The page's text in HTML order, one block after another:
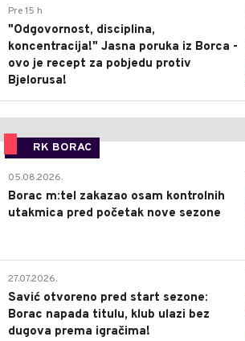
Pre 15 h
"Odgovornost, disciplina,
koncentracija!" Jasna poruka iz Borca -
ovo je recept za pobjedu protiv
Bjelorusa!
RK BORAC
05.08.2026.
Borac m:tel zakazao osam kontrolnih
utakmica pred početak nove sezone
27.07.2026.
Savić otvoreno pred start sezone:
Borac napada titulu, klub ulazi bez
dugova prema igračima!